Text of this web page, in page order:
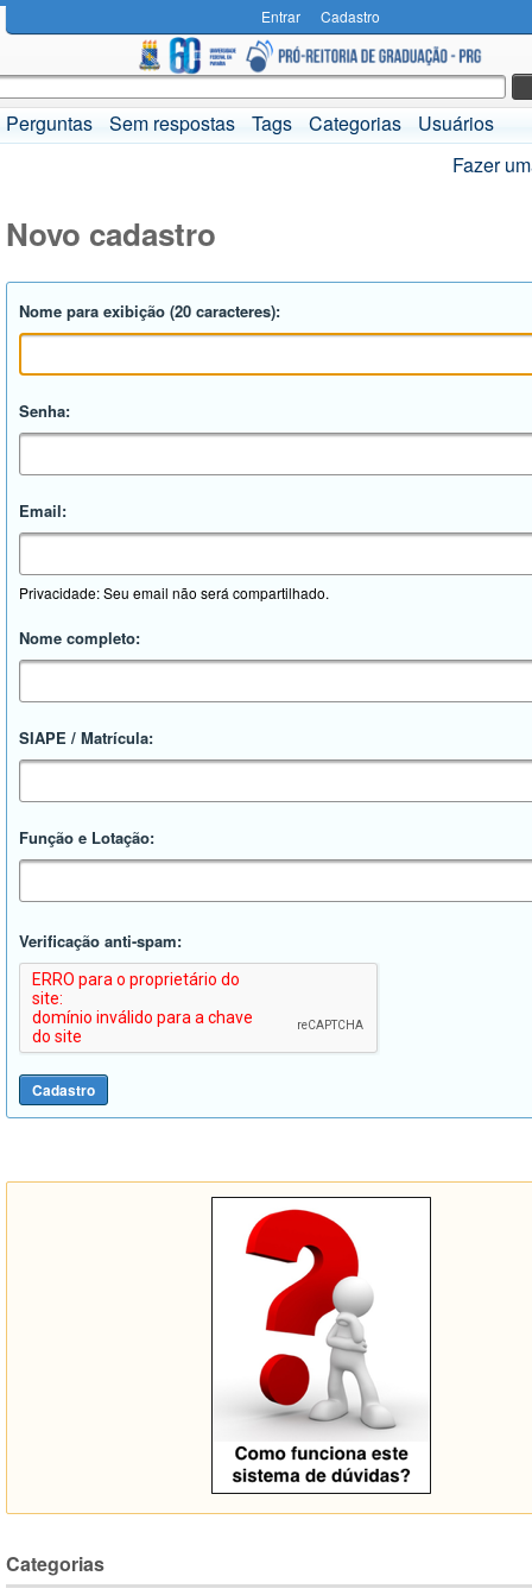
Entrar Cadastro
Perguntas Sem respostas Tags Categorias
Usuários
Fazer
Novo cadastro
Nome para exibição (20 caracteres):
Senha:
Email:
Privacidade: Seu email não será compartilhado.
Nome completo:
SIAPE / Matrícula:
Função e Lotação:
Verificação anti-spam:
Categorias